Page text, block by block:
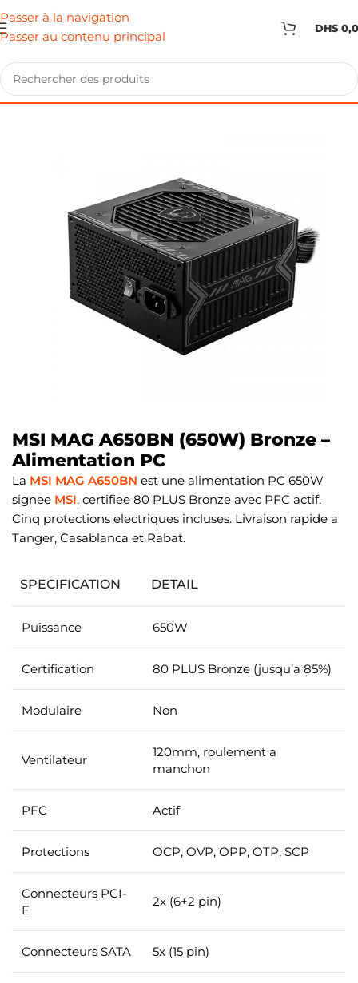
Passer à la navigation
Passer au contenu principal
DHS
MSI MAG A650BN (650W) Bronze –
Alimentation PC
La MSI MAG A650BN est une alimentation PC 650W
signee MSI, certifiee 80 PLUS Bronze avec PFC actif.
Cinq protections electriques incluses. Livraison rapide a
Tanger, Casablanca et Rabat.
SPECIFICATION DETAIL
Puissance 650W
Certification 80 PLUS Bronze (jusqu’a 85%)
Modulaire Non
Ventilateur
120mm, roulement a
manchon
PFC Actif
Protections OCP, OVP, OPP, OTP, SCP
Connecteurs PCI-
E
2x (6+2 pin)
Connecteurs SATA 5x (15 pin)